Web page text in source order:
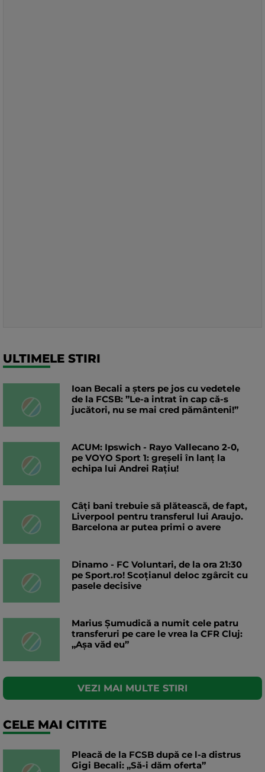
ULTIMELE STIRI
Ioan Becali a șters pe jos cu vedetele
de la FCSB: ”Le-a intrat în cap că-s
jucători, nu se mai cred pământeni!”
ACUM: Ipswich - Rayo Vallecano 2-0,
pe VOYO Sport 1: greșeli în lanț la
echipa lui Andrei Rațiu!
Câți bani trebuie să plătească, de fapt,
Liverpool pentru transferul lui Araujo.
Barcelona ar putea primi o avere
Dinamo - FC Voluntari, de la ora 21:30
pe Sport.ro! Scoțianul deloc zgârcit cu
pasele decisive
Marius Șumudică a numit cele patru
transferuri pe care le vrea la CFR Cluj:
„Aşa văd eu”
VEZI MAI MULTE STIRI
CELE MAI CITITE
Pleacă de la FCSB după ce l-a distrus
Gigi Becali: „Să-i dăm oferta”